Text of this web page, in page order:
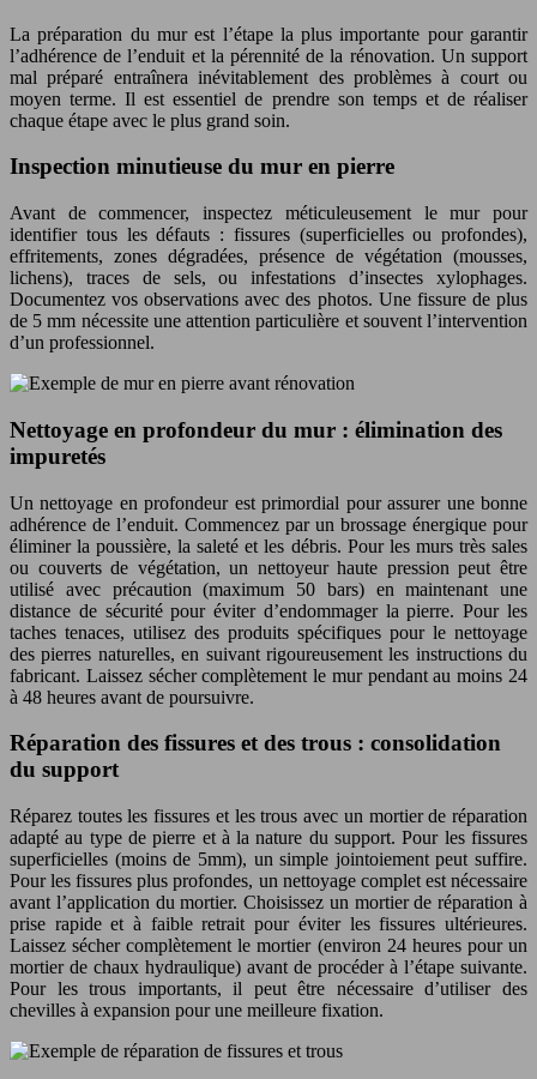
La préparation du mur est l’étape la plus importante pour garantir
l’adhérence de l’enduit et la pérennité de la rénovation. Un support
mal préparé entraînera inévitablement des problèmes à court ou
moyen terme. Il est essentiel de prendre son temps et de réaliser
chaque étape avec le plus grand soin.
Inspection minutieuse du mur en pierre
Avant de commencer, inspectez méticuleusement le mur pour
identifier tous les défauts : fissures (superficielles ou profondes),
effritements, zones dégradées, présence de végétation (mousses,
lichens), traces de sels, ou infestations d’insectes xylophages.
Documentez vos observations avec des photos. Une fissure de plus
de 5 mm nécessite une attention particulière et souvent l’intervention
d’un professionnel.
Nettoyage en profondeur du mur : élimination des
impuretés
Un nettoyage en profondeur est primordial pour assurer une bonne
adhérence de l’enduit. Commencez par un brossage énergique pour
éliminer la poussière, la saleté et les débris. Pour les murs très sales
ou couverts de végétation, un nettoyeur haute pression peut être
utilisé avec précaution (maximum 50 bars) en maintenant une
distance de sécurité pour éviter d’endommager la pierre. Pour les
taches tenaces, utilisez des produits spécifiques pour le nettoyage
des pierres naturelles, en suivant rigoureusement les instructions du
fabricant. Laissez sécher complètement le mur pendant au moins 24
à 48 heures avant de poursuivre.
Réparation des fissures et des trous : consolidation
du support
Réparez toutes les fissures et les trous avec un mortier de réparation
adapté au type de pierre et à la nature du support. Pour les fissures
superficielles (moins de 5mm), un simple jointoiement peut suffire.
Pour les fissures plus profondes, un nettoyage complet est nécessaire
avant l’application du mortier. Choisissez un mortier de réparation à
prise rapide et à faible retrait pour éviter les fissures ultérieures.
Laissez sécher complètement le mortier (environ 24 heures pour un
mortier de chaux hydraulique) avant de procéder à l’étape suivante.
Pour les trous importants, il peut être nécessaire d’utiliser des
chevilles à expansion pour une meilleure fixation.